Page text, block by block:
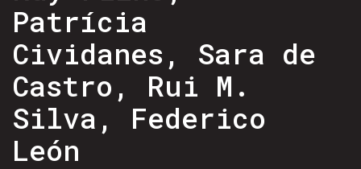
Patrícia
Cividanes, Sara de
Castro, Rui M.
Silva, Federico
León